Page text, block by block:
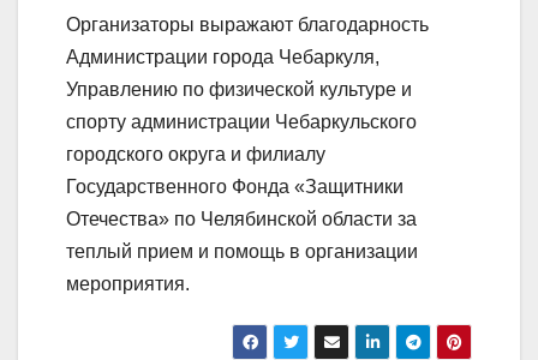
Организаторы выражают благодарность
Администрации города Чебаркуля,
Управлению по физической культуре и
спорту администрации Чебаркульского
городского округа и филиалу
Государственного Фонда «Защитники
Отечества» по Челябинской области за
теплый прием и помощь в организации
мероприятия.